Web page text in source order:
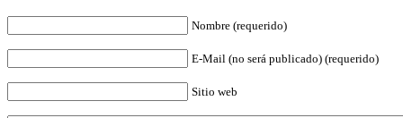
Nombre (requerido)
E-Mail (no será publicado) (requerido)
Sitio web